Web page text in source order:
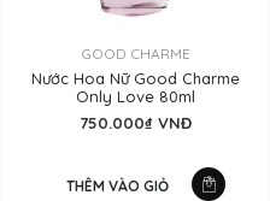
GOOD CHARME
Nước Hoa Nữ Good Charme
Only Love 80ml
750.000₫ VNĐ
THÊM VÀO GIỎ